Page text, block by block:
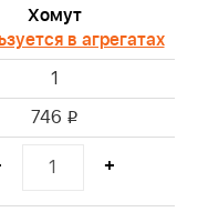
Хомут
в агрегатах
1
746 i
+